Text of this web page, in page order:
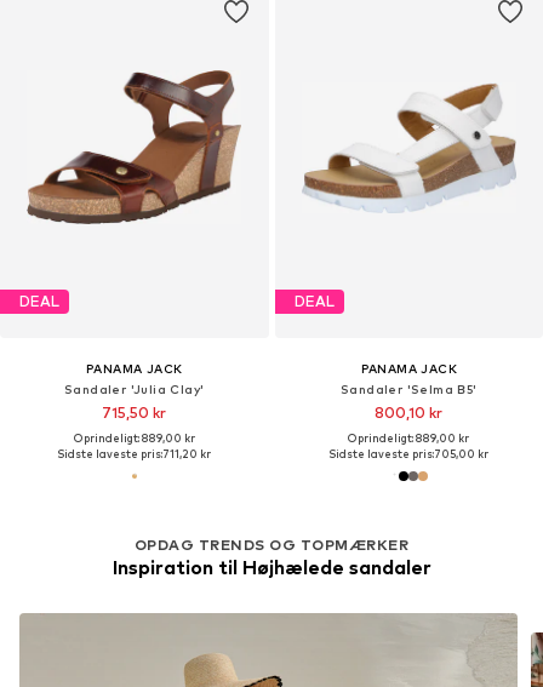
DEAL
PANAMA JACK
Sandaler 'Julia Clay'
715,50 kr
Oprindeligt: 889,00 kr
Sidste laveste pris:711,20 kr
DEAL
PANAMA JACK
Sandaler 'Selma B5'
800,10 kr
Oprindeligt: 889,00 kr
Sidste laveste pris:705,00 kr
OPDAG TRENDS OG TOPMÆRKER
Inspiration til Højhælede sandaler